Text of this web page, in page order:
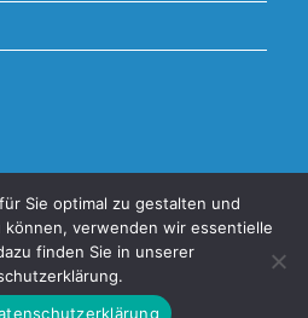
Sie optimal zu gestalten und
verwenden wir essentielle
finden Sie in unserer